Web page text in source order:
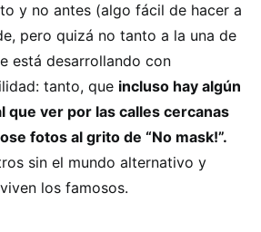
y no antes (algo fácil de hacer a
pero quizá no tanto a la una de
está desarrollando con
tanto, que incluso hay algún
que ver por las calles cercanas
fotos al grito de “No mask!”.
sin el mundo alternativo y
los famosos.